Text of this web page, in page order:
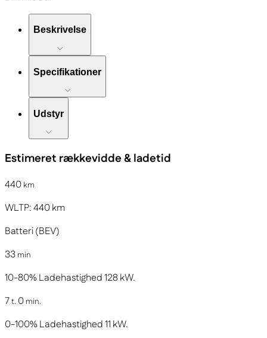
Beskrivelse
Specifikationer
Udstyr
Estimeret rækkevidde & ladetid
440 km
WLTP:440km
Batteri (BEV)
33 min
10-80% Ladehastighed128kW.
7t. 0 min.
0-100% Ladehastighed11 kW.